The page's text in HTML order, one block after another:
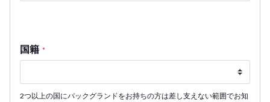
国籍 *
2つ以上の国にバックグランドをお持ちの方は差し支えない範囲でお知